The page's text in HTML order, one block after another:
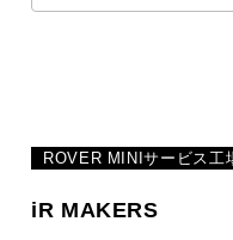
ROVER MINIサービス工
iR MAKERS